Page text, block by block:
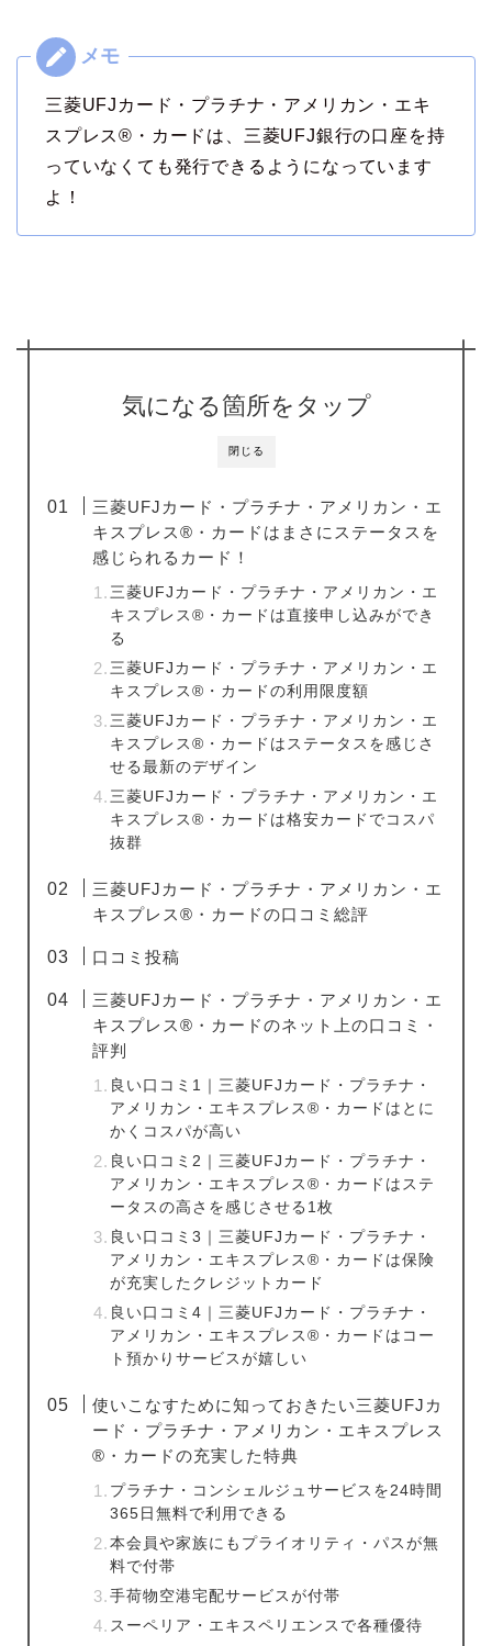
三菱UFJカード・プラチナ・アメリカン・エキ
スプレス®・カードは、三菱UFJ銀行の口座を持
っていなくても発行できるようになっています
よ！
閉じる
気になる箇所をタップ
三菱UFJカード・プラチナ・アメリカン・エ
キスプレス®・カードはまさにステータスを
感じられるカード！
三菱UFJカード・プラチナ・アメリカン・エ
キスプレス®・カードは直接申し込みができ
る
三菱UFJカード・プラチナ・アメリカン・エ
キスプレス®・カードの利用限度額
三菱UFJカード・プラチナ・アメリカン・エ
キスプレス®・カードはステータスを感じさ
せる最新のデザイン
三菱UFJカード・プラチナ・アメリカン・エ
キスプレス®・カードは格安カードでコスパ
抜群
三菱UFJカード・プラチナ・アメリカン・エ
キスプレス®・カードの口コミ総評
口コミ投稿
三菱UFJカード・プラチナ・アメリカン・エ
キスプレス®・カードのネット上の口コミ・
評判
良い口コミ1｜三菱UFJカード・プラチナ・
アメリカン・エキスプレス®・カードはとに
かくコスパが高い
良い口コミ2｜三菱UFJカード・プラチナ・
アメリカン・エキスプレス®・カードはステ
ータスの高さを感じさせる1枚
良い口コミ3｜三菱UFJカード・プラチナ・
アメリカン・エキスプレス®・カードは保険
が充実したクレジットカード
良い口コミ4｜三菱UFJカード・プラチナ・
アメリカン・エキスプレス®・カードはコー
ト預かりサービスが嬉しい
使いこなすために知っておきたい三菱UFJカ
ード・プラチナ・アメリカン・エキスプレス
®・カードの充実した特典
プラチナ・コンシェルジュサービスを24時間
365日無料で利用できる
本会員や家族にもプライオリティ・パスが無
料で付帯
手荷物空港宅配サービスが付帯
スーペリア・エキスペリエンスで各種優待